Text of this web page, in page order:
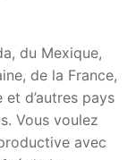
du Mexique,
de la France,
et d’autres pays
Vous voulez
avec